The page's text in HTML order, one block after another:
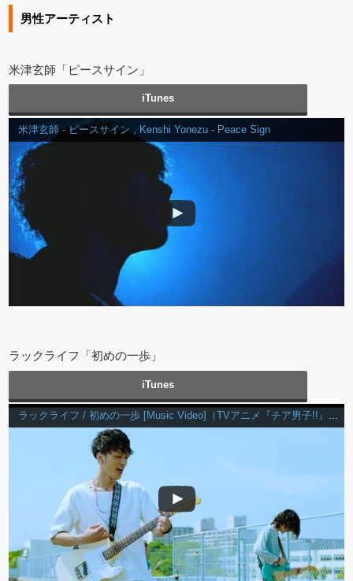
男性アーティスト
米津玄師「ピースサイン」
iTunes
米津玄師 - ピースサイン , Kenshi Yonezu - Peace Sign
ラックライフ「初めの一歩」
iTunes
ラックライフ / 初めの一歩 [Music Video]（TVアニメ『チア男子!!』OP主題歌）